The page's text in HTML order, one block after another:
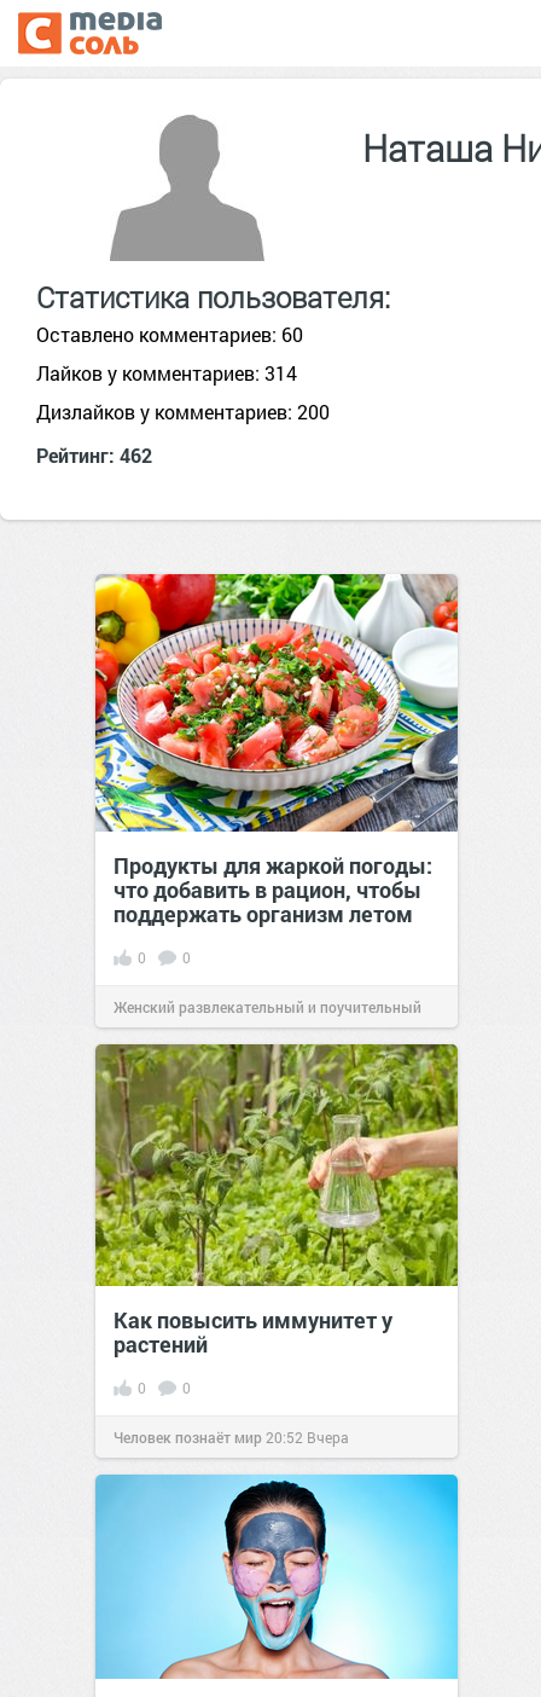
Наташа
Статистика пользователя:
Оставлено комментариев: 60
Лайков у комментариев: 314
Дизлайков у комментариев: 200
Рейтинг: 462
Продукты для жаркой погоды:
что добавить в рацион, чтобы
поддержать организм летом
0 0
Женский развлекательный и поучительный
сайт.21:26Вчера
Как повысить иммунитет у
растений
0 0
Человек познаёт мир 20:52 Вчера